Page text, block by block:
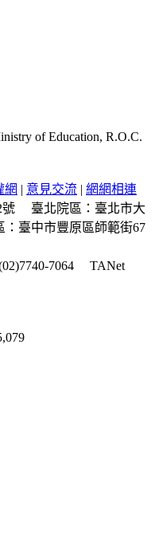
of Education, R.O.C.
網 | 意見交流 | 網網相連
號
臺北院區：臺北市大
：臺中市豐原區師範街67
7064
TANet